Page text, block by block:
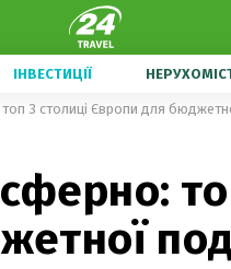
ІНВЕСТИЦІЇ
3 столиці Європи для